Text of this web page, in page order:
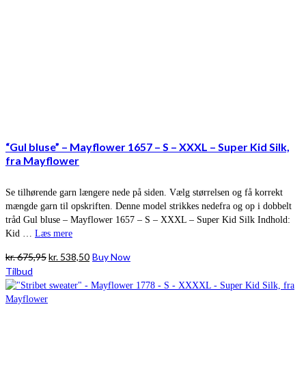
“Gul bluse” – Mayflower 1657 – S – XXXL – Super Kid Silk,
fra Mayflower
Se tilhørende garn længere nede på siden. Vælg størrelsen og få korrekt
mængde garn til opskriften. Denne model strikkes nedefra og op i dobbelt
tråd Gul bluse – Mayflower 1657 – S – XXXL – Super Kid Silk Indhold:
Kid … Læs mere
kr.675,95Den
pris
kr. 538,50Den
pris
Buy Now
Tilbud